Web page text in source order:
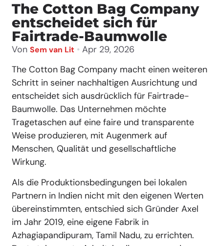
The Cotton Bag Company
entscheidet sich für
Fairtrade-Baumwolle
Von Sem van Lit • Apr 29, 2026
The Cotton Bag Company macht einen weiteren
Schritt in seiner nachhaltigen Ausrichtung und
entscheidet sich ausdrücklich für Fairtrade-
Baumwolle. Das Unternehmen möchte
Tragetaschen auf eine faire und transparente
Weise produzieren, mit Augenmerk auf
Menschen, Qualität und gesellschaftliche
Wirkung.
Als die Produktionsbedingungen bei lokalen
Partnern in Indien nicht mit den eigenen Werten
übereinstimmten, entschied sich Gründer Axel
im Jahr 2019, eine eigene Fabrik in
Azhagiapandipuram, Tamil Nadu, zu errichten.